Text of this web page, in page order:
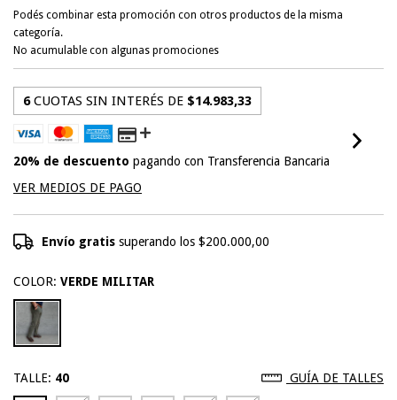
Podés combinar esta promoción con otros productos de la misma
categoría.
No acumulable con algunas promociones
6 CUOTAS SIN INTERÉS DE $14.983,33
20% de descuento pagando con Transferencia Bancaria
VER MEDIOS DE PAGO
Envío gratis superando los$200.000,00
COLOR: VERDE MILITAR
TALLE: 40 GUÍA DE TALLES